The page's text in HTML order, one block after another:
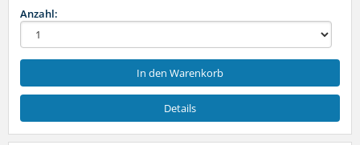
Anzahl:
In den Warenkorb
Details